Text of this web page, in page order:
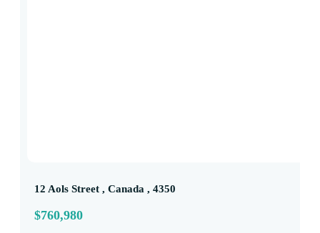
12 Aols Street , Canada , 4350
$760,980